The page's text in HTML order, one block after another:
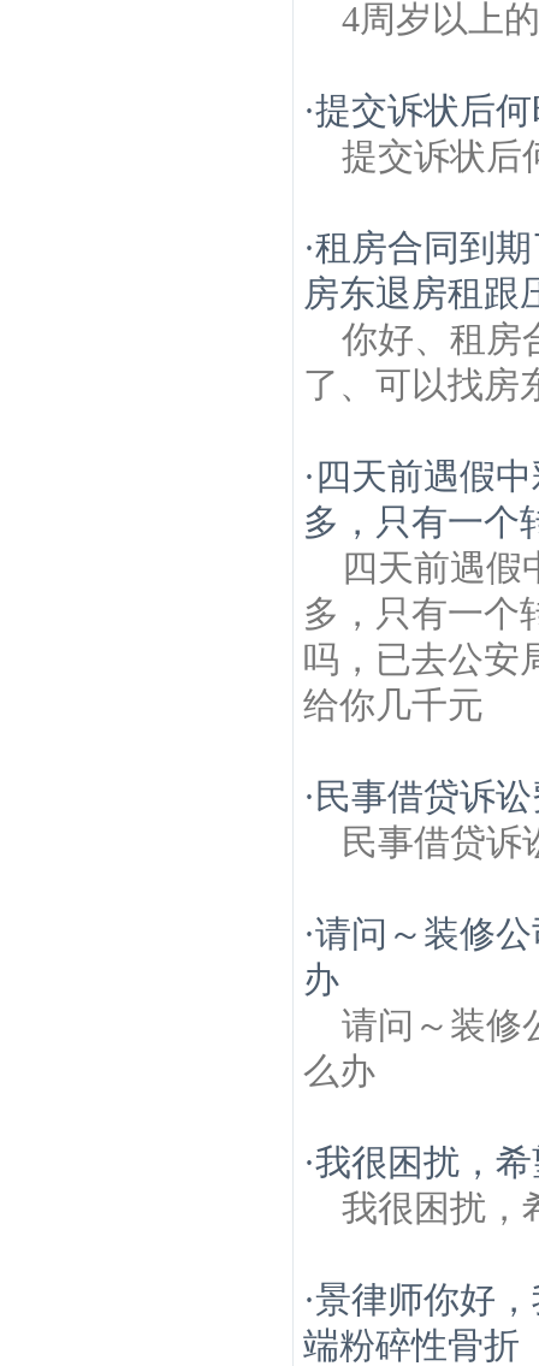
4周岁以上
·提交诉状后
提交诉状后
·租房合同到
房东退房租跟
你好、租房
了、可以找房
·四天前遇假
多，只有一个
四天前遇假
多，只有一个
吗，已去公安
给你几千元
· 民事借贷诉
民事借贷诉
·请问～装修
办
请问～装修
么办
·我很困扰，
我很困扰，
·景律师你好
端粉碎性骨折